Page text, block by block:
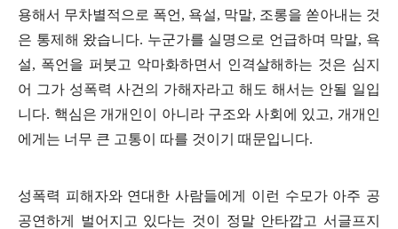
용해서 무차별적으로 폭언 , 욕설, 막말, 조롱을 쏟아내는 것
은 통제해 왔습니다. 누군가를 실명으로 언급하며 막말, 욕
설, 폭언을 퍼붓고 악마화하면서 인격살해하는 것은 심지
어 그가 성폭력 사건의 가해자라고 해도 해서는 안될 일입
니다. 핵심은 개개인이 아니라 구조와 사회에 있고, 개개인
에게는 너무 큰 고통이 따를 것이기 때문입니다.
성폭력 피해자와 연대한 사람들에게 이런 수모가 아주 공
공연하게 벌어지고 있다는 것이 정말 안타깝고 서글프지